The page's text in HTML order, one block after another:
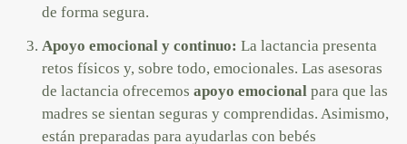
de forma segura.
Apoyo emocional y continuo: La lactancia presenta
retos físicos y, sobre todo, emocionales. Las asesoras
de lactancia ofrecemos apoyo emocionalpara que las
madres se sientan seguras y comprendidas. Asimismo,
están preparadas para ayudarlas con bebés